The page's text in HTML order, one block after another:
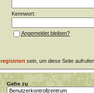
Kennwort:
Angemeldet bleiben?
registriertsein, um diese Seite
Gehe zu